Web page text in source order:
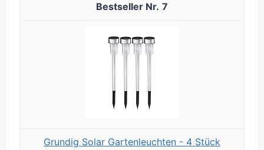
7
Grundig Solar Gartenleuchten - 4 Stück